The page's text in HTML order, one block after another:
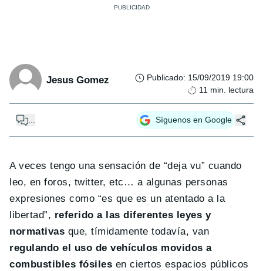
Jesus Gomez Publicado: 15/09/2019 19:00
11 min. lectura
... Síguenos en Google
A veces tengo una sensación de “deja vu” cuando
leo, en foros, twitter, etc… a algunas personas
expresiones como “es que es un atentado a la
libertad”, referido a las diferentes leyes y
normativas que, tímidamente todavía, van
regulando el uso de vehículos movidos a
combustibles fósiles en ciertos espacios públicos